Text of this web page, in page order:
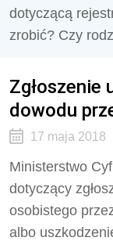
dotyczącą
zrobić? Czy
Zgłoszenie
dowodu
17 maja 2018
Ministerstwo
dotyczący
osobistego
albo